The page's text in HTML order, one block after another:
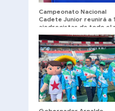
Campeonato Nacional
Cadete Junior reunirá a
ajedrecistas de todo el
en el Hotel Venetur de
Mérida